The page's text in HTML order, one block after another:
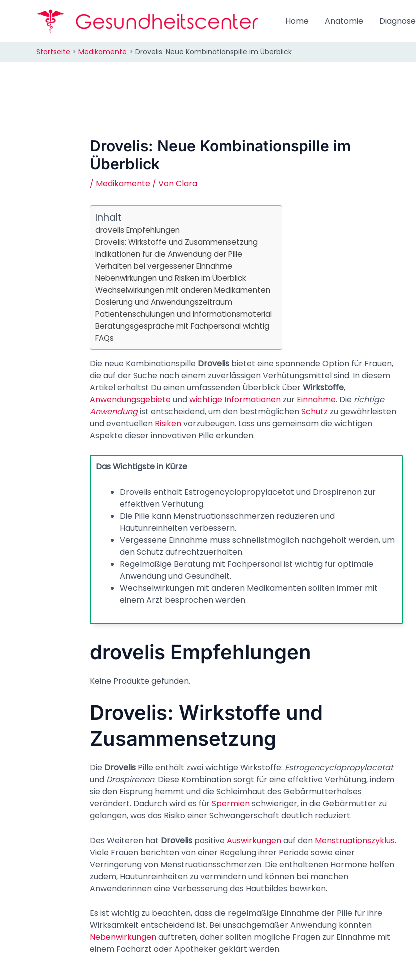
Home Anatomie Diagnose
Startseite Medikamente Drovelis: Neue Kombinationspille im Überblick
Drovelis: Neue Kombinationspille im
Überblick
/ Medikamente/ VonClara
Inhalt
drovelis Empfehlungen
Drovelis: Wirkstoffe und Zusammensetzung
Indikationen für die Anwendung der Pille
Verhalten bei vergessener Einnahme
Nebenwirkungen und Risiken im Überblick
Wechselwirkungen mit anderen Medikamenten
Dosierung und Anwendungszeitraum
Patientenschulungen und Informationsmaterial
Beratungsgespräche mit Fachpersonal wichtig
FAQs
Die neue Kombinationspille Drovelisbietet eine spannende Option für Frauen,
die auf der Suche nach einem zuverlässigen Verhütungsmittel sind. In diesem
Artikel erhaltst Du einen umfassenden Überblick überWirkstoffe,
Anwendungsgebieteundwichtige Informationenzur Einnahme. Die richtige
Anwendungist entscheidend, um den bestmöglichenSchutz zu gewährleisten
und eventuellen Risikenvorzubeugen. Lass uns gemeinsam die wichtigen
Aspekte dieser innovativen Pille erkunden.
Das Wichtigste in Kürze
Drovelis enthält Estrogencyclopropylacetat und Drospirenon zur
effektiven Verhütung.
Die Pille kann Menstruationsschmerzen reduzieren und
Hautunreinheiten verbessern.
Vergessene Einnahme muss schnellstmöglich nachgeholt werden, um
den Schutz aufrechtzuerhalten.
Regelmäßige Beratung mit Fachpersonal ist wichtig für optimale
Anwendung und Gesundheit.
Wechselwirkungen mit anderen Medikamenten sollten immer mit
einem Arzt besprochen werden.
drovelis Empfehlungen
Keine Produkte gefunden.
Drovelis: Wirkstoffe und
Zusammensetzung
Die DrovelisPille enthält zwei wichtige Wirkstoffe: Estrogencyclopropylacetat
und Drospirenon. Diese Kombination sorgt für eine effektive Verhütung, indem
sie den Eisprung hemmt und die Schleimhaut des Gebärmutterhalses
verändert. Dadurch wird es fürSpermienschwieriger, in die Gebärmutter zu
gelangen, was das Risiko einer Schwangerschaft deutlich reduziert.
Des Weiteren hat Drovelispositive Auswirkungenauf den Menstruationszyklus.
Viele Frauen berichten von einer Regelung ihrer Periode sowie einer
Verringerung von Menstruationsschmerzen. Die enthaltenen Hormone helfen
zudem, Hautunreinheiten zu vermindern und können bei manchen
Anwenderinnen eine Verbesserung des Hautbildes bewirken.
Es ist wichtig zu beachten, dass die regelmäßige Einnahme der Pille für ihre
Wirksamkeit entscheidend ist. Bei unsachgemäßer Anwendung könnten
Nebenwirkungenauftreten, daher sollten mögliche Fragen zur Einnahme mit
einem Facharzt oder Apotheker geklärt werden.